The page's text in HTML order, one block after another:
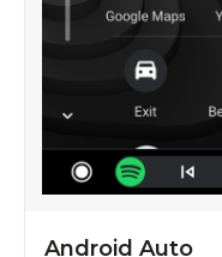
Android Auto